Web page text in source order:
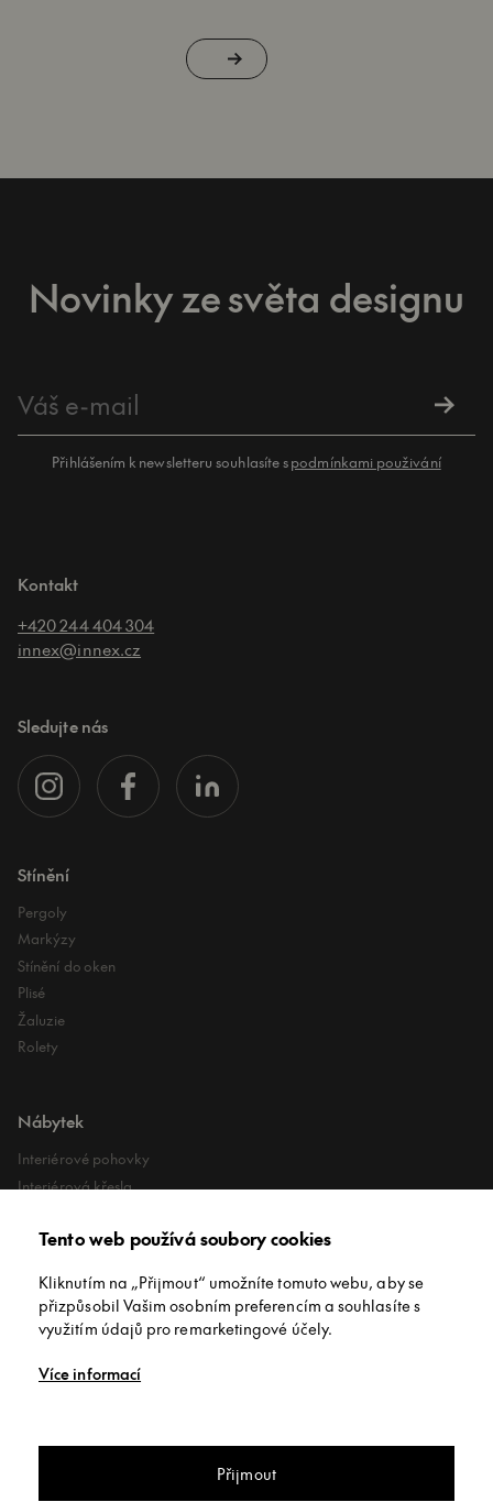
Konferenční stolek nastavitelný
konferenční stolek Diphano
Novinky ze světa designu
Přihlášením k newsletteru souhlasíte spodmínkami použivání
Kontakt
+420 244 404 304
innex@innex.cz
Sledujte nás
Stínění
Pergoly
Markýzy
Stínění do oken
Plisé
Žaluzie
Rolety
Nábytek
Interiérové pohovky
Interiérová křesla
Lehátka
Exteriérové pufy
O společnosti
Tento web používá soubory cookies
Kliknutím na „Přijmout“ umožníte tomuto webu, aby se
přizpůsobil Vašim osobním preferencím a souhlasíte s
využitím údajů pro remarketingové účely.
Více informací
Přijmout